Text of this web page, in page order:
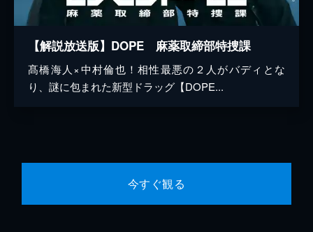
【解説放送版】DOPE 麻薬取締部特捜課
髙橋海人×中村倫也！相性最悪の２人がバディとな
り、謎に包まれた新型ドラッグ【DOPE...
今すぐ観る